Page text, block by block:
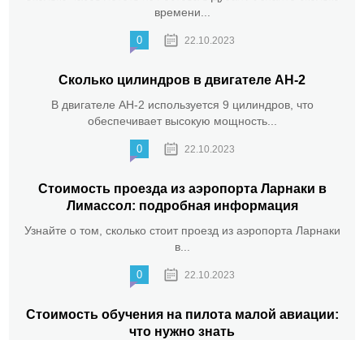
времени...
0 22.10.2023
Сколько цилиндров в двигателе АН-2
В двигателе АН-2 используется 9 цилиндров, что
обеспечивает высокую мощность...
0 22.10.2023
Стоимость проезда из аэропорта Ларнаки в
Лимассол: подробная информация
Узнайте о том, сколько стоит проезд из аэропорта Ларнаки
в...
0 22.10.2023
Стоимость обучения на пилота малой авиации:
что нужно знать